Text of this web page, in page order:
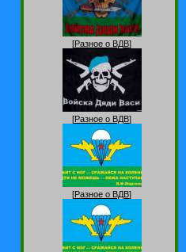
[Разное о ВДВ]
[Разное о ВДВ]
[Разное о ВДВ]